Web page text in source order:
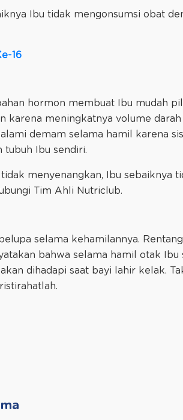
Ibu tidak mengonsumsi obat
16
hormon membuat Ibu mudah
karena meningkatnya volume
demam selama hamil karena
tubuh Ibu sendiri.
menyenangkan, Ibu sebaiknya
Tim Ahli Nutriclub.
selama kehamilannya.
bahwa selama hamil otak
dihadapi saat bayi lahir kelak.